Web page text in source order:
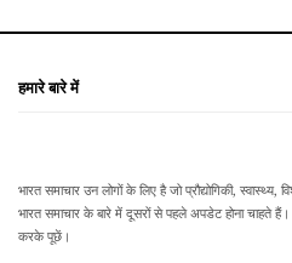
हमारे बारे में
भारत समाचार उन लोगों के लिए है जो प्रौद्योगिकी,
भारत समाचार के बारे में दूसरों से पहले अपडेट होना चाहते
करके पूछें।